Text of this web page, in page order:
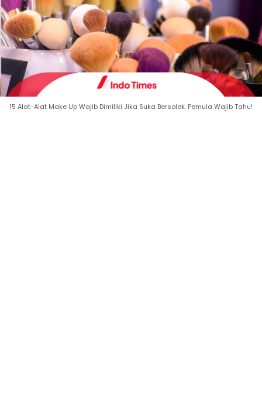
15 Alat-Alat Make Up Wajib Dimiliki Jika Suka Bersolek. Pemula Wajib Tahu!